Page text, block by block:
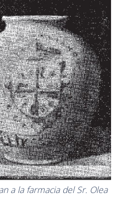
a la farmacia del Sr. Olea